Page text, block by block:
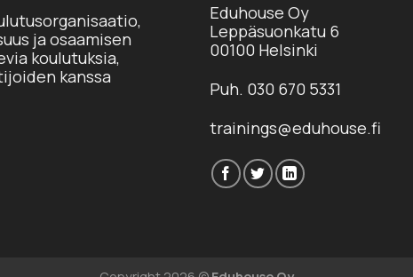
ja osaamisen
koulutuksia,
kanssa
Eduhouse Oy
Leppäsuonkatu 6
00100 Helsinki
Puh. 030 670 5331
trainings@eduhouse.fi